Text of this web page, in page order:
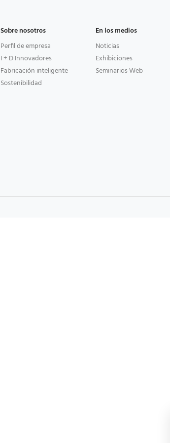
Sobre nosotros
Perfil de empresa
I + D Innovadores
Fabricación inteligente
Sostenibilidad
En los medios
Noticias
Exhibiciones
Seminarios Web